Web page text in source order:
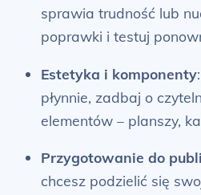
sprawia trudność lub
poprawki i testuj
Estetyka i komponenty
płynnie, zadbaj o
elementów – planszy,
Przygotowanie do
chcesz podzielić się